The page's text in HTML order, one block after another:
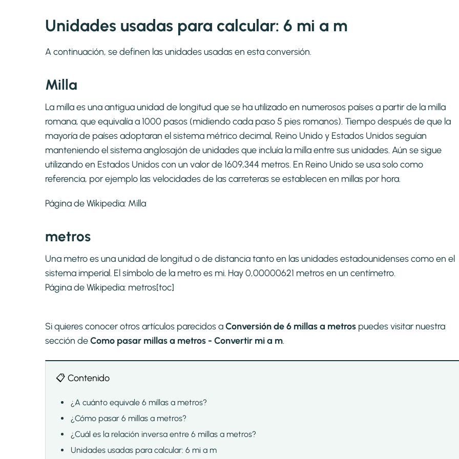
Unidades usadas para calcular: 6 mi a m
A continuación, se definen las unidades usadas en esta conversión.
Milla
La milla es una antigua unidad de longitud que se ha utilizado en numerosos países a partir de la milla
romana, que equivalía a 1000 pasos (midiendo cada paso 5 pies romanos). Tiempo después de que la
mayoría de países adoptaran el sistema métrico decimal, Reino Unido y Estados Unidos seguían
manteniendo el sistema anglosajón de unidades que incluía la milla entre sus unidades. Aún se sigue
utilizando en Estados Unidos con un valor de 1609,344 metros. En Reino Unido se usa solo como
referencia, por ejemplo las velocidades de las carreteras se establecen en millas por hora.
Página de Wikipedia: Milla
metros
Una metro es una unidad de longitud o de distancia tanto en las unidades estadounidenses como en el
sistema imperial. El símbolo de la metro es mi. Hay 0,00000621 metros en un centímetro.
Página de Wikipedia: metros[toc]
Si quieres conocer otros artículos parecidos aConversión de 6 millas a metros puedes visitar nuestra
sección deComo pasar millas a metros - Convertir mi a m.
📋 Contenido
¿A cuánto equivale 6 millas a metros?
¿Cómo pasar 6 millas a metros?
¿Cuál es la relación inversa entre 6 millas a metros?
Unidades usadas para calcular: 6 mi a m